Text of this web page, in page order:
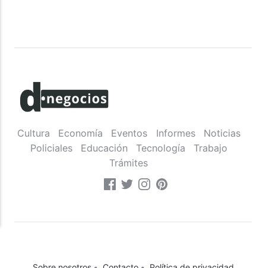
Cultura Economía Eventos Informes
Noticias
Policiales
Educación Tecnología
Trabajo
Trámites